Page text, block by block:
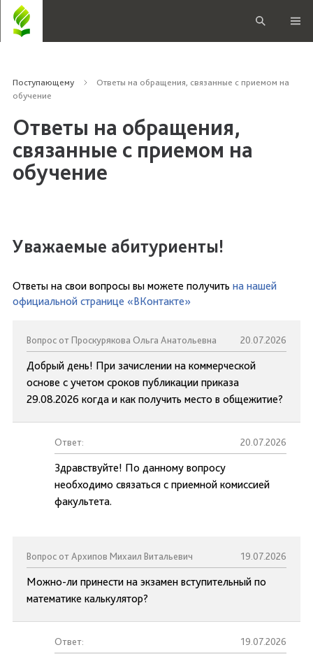
Поступающему
Ответы на обращения, связанные с приемом на
обучение
Ответы на обращения,
связанные с приемом на
обучение
Уважаемые абитуриенты!
Ответы на свои вопросы вы можете получить на нашей
официальной странице «ВКонтакте»
Вопрос от Проскурякова Ольга Анатольевна 20.07.2026
Добрый день! При зачислении на коммерческой
основе с учетом сроков публикации приказа
29.08.2026 когда и как получить место в общежитие?
Ответ: 20.07.2026
Здравствуйте! По данному вопросу
необходимо связаться с приемной комиссией
факультета.
Вопрос от Архипов Михаил Витальевич 19.07.2026
Можно-ли принести на экзамен вступительный по
математике калькулятор?
Ответ: 19.07.2026